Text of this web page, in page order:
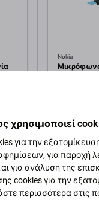
Nokia
Service Pack
ΣΕ
χρησιμοποιεί
για την
για παροχή
για ανάλυση της
cookies για την
περισσότερα στις